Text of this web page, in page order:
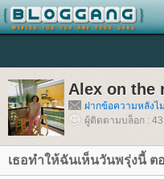
Alex on the
ฝากข้อความหลังไ
ผู้ติดตามบล็อก :
เธอทำให้ฉันเห็นวันพรุ่งนี้ ต